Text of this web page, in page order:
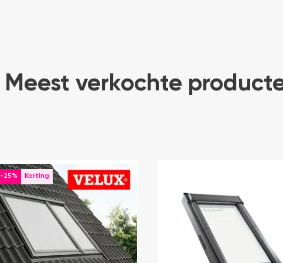
Meest verkochte
-25%